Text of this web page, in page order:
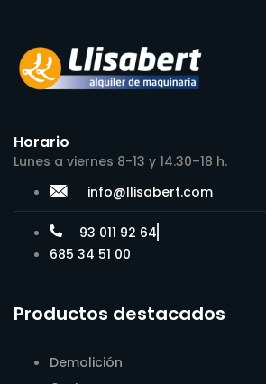
Horario
Lunes a viernes 8-13 y 14.30–18 h.
info@llisabert.com
93 011 92 64
685 34 51 00
Productos destacados
Demolición